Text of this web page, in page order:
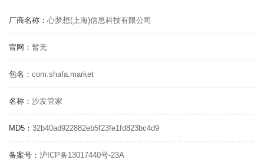
厂商名称： 心梦想(上海)信息科技有限公司
官网： 暂无
包名： com.shafa.market
名称： 沙发管家
MD5： 32b40ad922882eb5f23fe1fd823bc4d9
备案号： 沪ICP备13017440号-23A